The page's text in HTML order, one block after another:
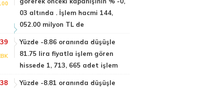
03 altında . İşlem hacmi 144,
052.00 milyon TL de
Yüzde -8.86 oranında düşüşle
81.75 lira fiyatla işlem gören
hissede 1, 713, 665 adet işlem
Yüzde -8.81 oranında düşüşle